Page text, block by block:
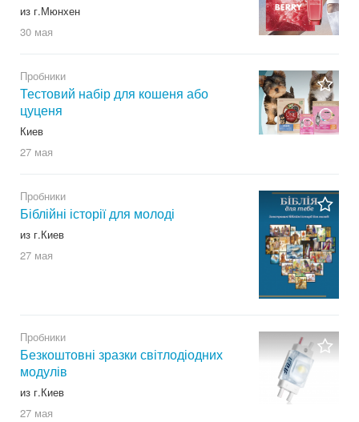
из г.Мюнхен
30 мая
Пробники
Тестовий набір для кошеня або
цуценя
Киев
27 мая
Пробники
Біблійні історії для молоді
из г.Киев
27 мая
Пробники
Безкоштовні зразки світлодіодних
модулів
из г.Киев
27 мая